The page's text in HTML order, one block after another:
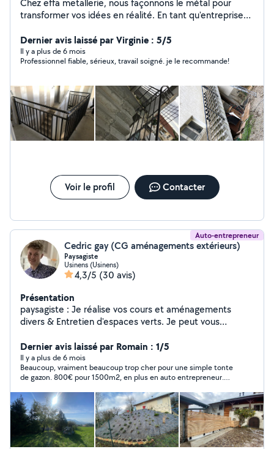
Chez effa metallerie, nous façonnons le métal pour
transformer vos idées en réalité. En tant qu'entreprise
engageons à offrir des solutions métalliques sur mesure,
alliant esthétique et fonctionnalité. Notre expertise,
notre créativité et notre engagement envers
vos projets de métallerie.
Dernier avis laissé par Virginie : 5/5
Il y a plus de 6 mois
Professionnel fiable, sérieux, travail soigné. je le recommande!
Voir le profil Contacter
Auto-entrepreneur
Cedric gay (CG aménagements extérieurs)
Paysagiste
Usinens (Usinens)
4,3/5 (30 avis)
Présentation
paysagiste : Je réalise vos cours et aménagements
divers & Entretien d'espaces verts. Je peut vous
modéliser sur un site 3 D vous permettant de vous
projeter dans votre aménagement ! Paiement par
chèque CESU.
Dernier avis laissé par Romain : 1/5
Il y a plus de 6 mois
Beaucoup, vraiment beaucoup trop cher pour une simple tonte
de gazon. 800€ pour 1500m2, en plus en auto entrepreneur.
payer, me prend 150€ par tonte.